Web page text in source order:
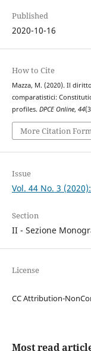
Published
2020-10-16
How to Cite
Mazza, M. (2020). Il
comparatistici:
profiles. DPCE Online, 44
More Citation
Issue
Vol. 44 No. 3
Section
II - Sezione
License
CC Attribution-
Most read